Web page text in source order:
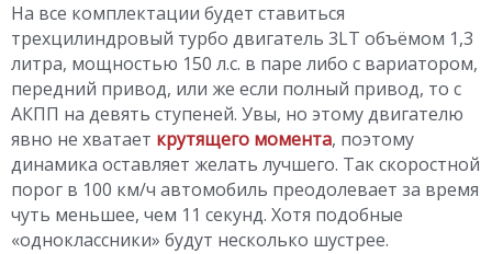
На все комплектации будет ставиться
трехцилиндровый турбо двигатель 3LT объёмом 1,3
литра, мощностью 150 л.с. в паре либо с вариатором,
передний привод, или же если полный привод, то с
АКПП на девять ступеней. Увы, но этому двигателю
явно не хватает крутящего момента, поэтому
динамика оставляет желать лучшего. Так скоростной
порог в 100 км/ч автомобиль преодолевает за время
чуть меньшее, чем 11 секунд. Хотя подобные
«одноклассники» будут несколько шустрее.